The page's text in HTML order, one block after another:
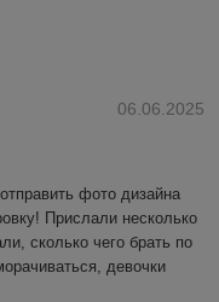
06.06.2025
фото дизайна
Прислали несколько
сколько чего брать по
девочки